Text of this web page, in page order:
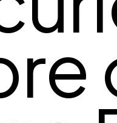
tecnológica e
seu negócio